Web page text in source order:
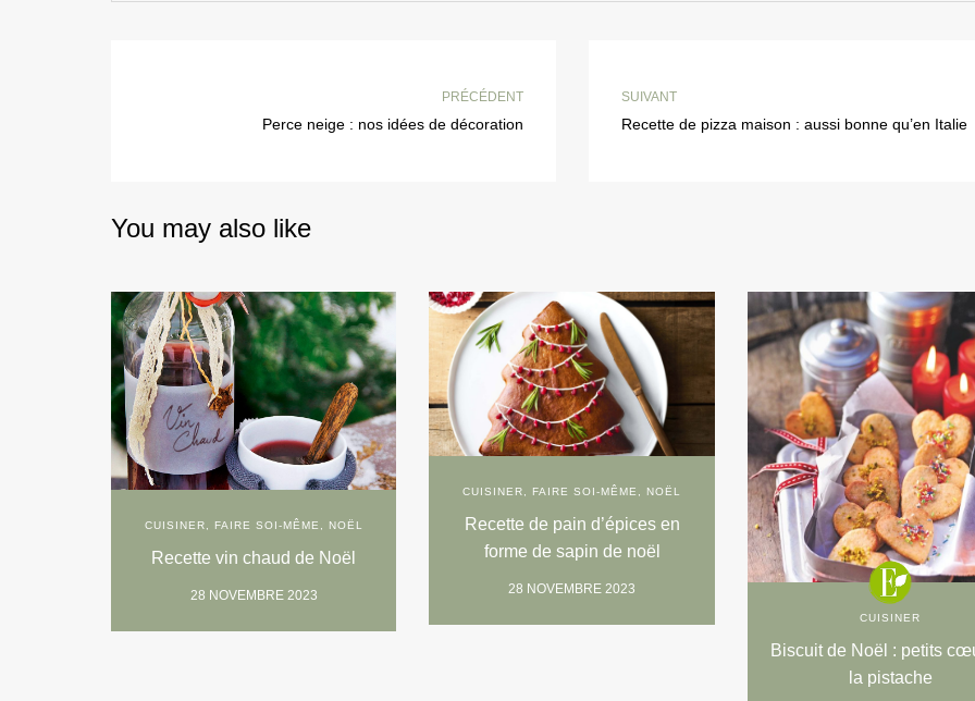
PRÉCÉDENT
Perce neige : nos idées de décoration
SUIVANT
Recette de pizza maison : aussi bonne qu’en Italie
You may also like
CUISINER FAIRE SOI-MÊME NOËL
Recette vin chaud de Noël
28 NOVEMBRE 2023
CUISINER, FAIRE SOI-MÊME , NOËL
Recette de pain d’épices en
forme de sapin de noël
28 NOVEMBRE 2023
CUISINER
Biscuit de Noël : petits
la pistache